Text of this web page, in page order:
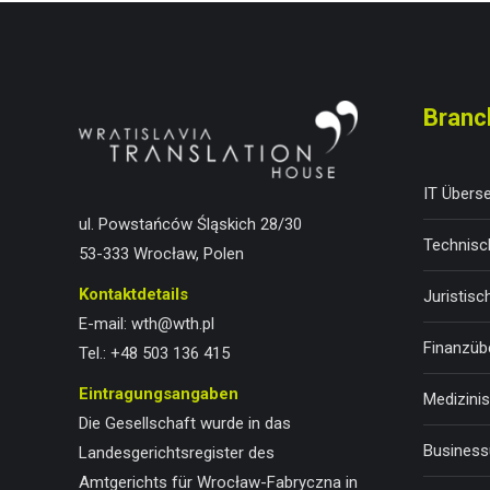
ul. Powstańców Śląskich 28/30
53-333 Wrocław, Polen
Kontaktdetails
E-mail: wth@wth.pl
Tel.: +48 503 136 415
Eintragungsangaben
Die Gesellschaft wurde in das
Landesgerichtsregister des
Amtgerichts für Wrocław-Fabryczna in
IT